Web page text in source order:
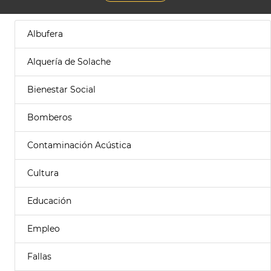
Albufera
Alquería de Solache
Bienestar Social
Bomberos
Contaminación Acústica
Cultura
Educación
Empleo
Fallas